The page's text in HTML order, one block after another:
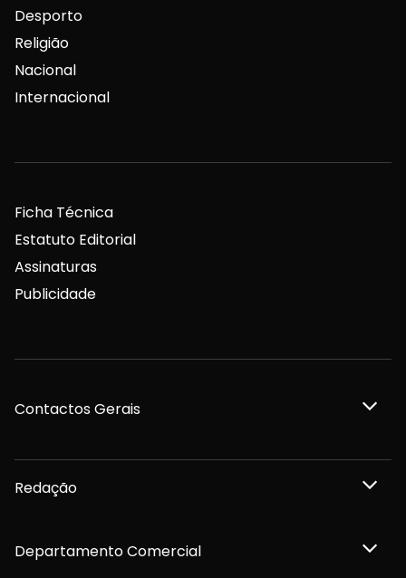
Desporto
Religião
Nacional
Internacional
Ficha Técnica
Estatuto Editorial
Assinaturas
Publicidade
Contactos Gerais
Redação
Departamento Comercial